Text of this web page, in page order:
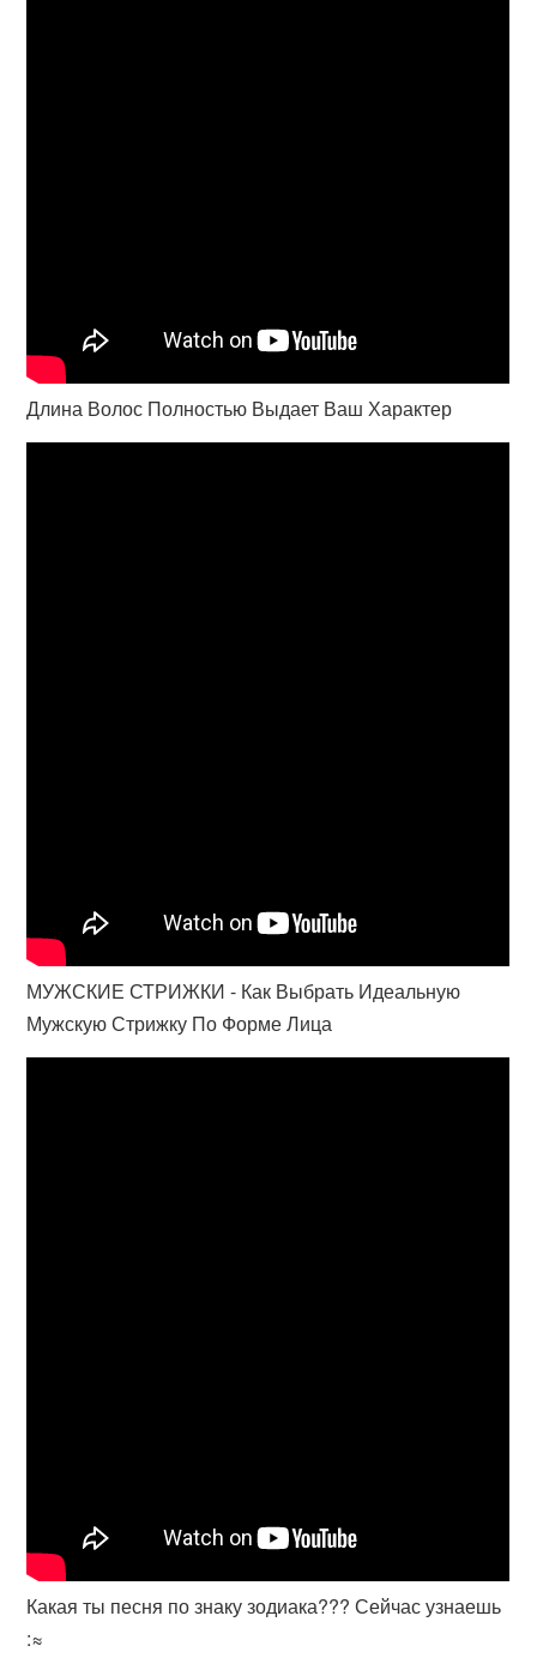
Длина Волос Полностью Выдает Ваш Характер
МУЖСКИЕ СТРИЖКИ - Как Выбрать Идеальную
Мужскую Стрижку По Форме Лица
Какая ты песня по знаку зодиака??? Сейчас узнаешь
:≈